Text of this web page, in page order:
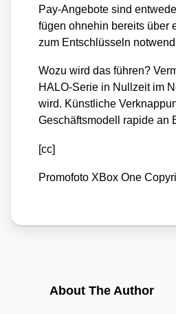
Pay-Ange­bo­te sind
fü­gen ohne­hin bereits über
zum Ent­schlüs­seln
Wozu wird das füh­ren?
HALO-Serie in Null­zeit im
wird. Künst­li­che
Geschäfts­mo­dell rapi­de an
[cc]
Pro­mo­fo­to XBox One
About The Author